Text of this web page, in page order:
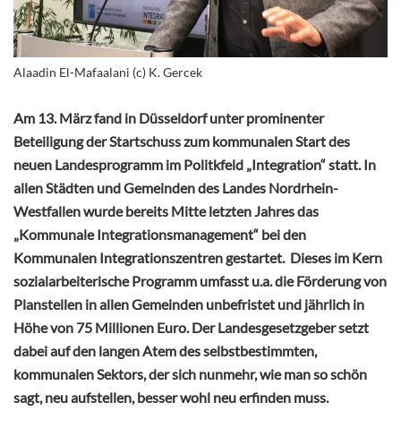
Alaadin El-Mafaalani (c) K. Gercek
Am 13. März fand in Düsseldorf unter prominenter
Beteiligung der Startschuss zum kommunalen Start des
neuen Landesprogramm im Politkfeld „Integration“ statt. In
allen Städten und Gemeinden des Landes Nordrhein-
Westfallen wurde bereits Mitte letzten Jahres das
„Kommunale Integrationsmanagement“ bei den
Kommunalen Integrationszentren gestartet. Dieses im Kern
sozialarbeiterische Programm umfasst u.a. die Förderung von
Planstellen in allen Gemeinden unbefristet und jährlich in
Höhe von 75 Millionen Euro. Der Landesgesetzgeber setzt
dabei auf den langen Atem des selbstbestimmten,
kommunalen Sektors, der sich nunmehr, wie man so schön
sagt, neu aufstellen, besser wohl neu erfinden muss.